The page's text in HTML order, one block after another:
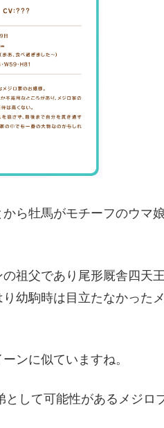
ら牡馬がモチーフのウマ
祖父であり尾形厩舎四天
幼駒時は目立たなかった
ンに似ていますね。
して可能性があるメジロ